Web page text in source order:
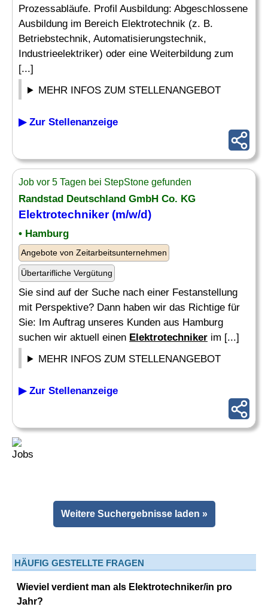
Prozessabläufe. Profil Ausbildung: Abgeschlossene
Ausbildung im Bereich Elektrotechnik (z. B.
Betriebstechnik, Automatisierungstechnik,
Industrieelektriker) oder eine Weiterbildung zum
[...]
MEHR INFOS ZUM STELLENANGEBOT
▶ Zur Stellenanzeige
Job vor 5 Tagen bei StepStone gefunden
Randstad Deutschland GmbH Co. KG
Elektrotechniker(m/w/d)
• Hamburg
Angebote von Zeitarbeitsunternehmen
Übertarifliche Vergütung
Sie sind auf der Suche nach einer Festanstellung
mit Perspektive? Dann haben wir das Richtige für
Sie: Im Auftrag unseres Kunden aus Hamburg
suchen wir aktuell einen Elektrotechniker im [...]
MEHR INFOS ZUM STELLENANGEBOT
▶ Zur Stellenanzeige
Weitere Suchergebnisse laden »
HÄUFIG GESTELLTE FRAGEN
Wieviel verdient man als Elektrotechniker/in pro
Jahr?